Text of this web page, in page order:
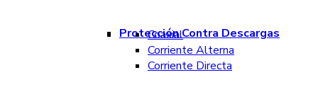
Protección Contra Descargas
Coaxial
Corriente Alterna
Corriente Directa